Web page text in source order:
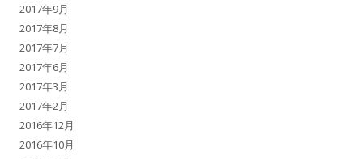
2017年9月
2017年8月
2017年7月
2017年6月
2017年3月
2017年2月
2016年12月
2016年10月